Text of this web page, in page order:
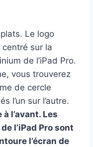
Le logo
centré sur la
de l’iPad Pro.
vous trouverez
de cercle
l’un sur l’autre.
l’avant. Les
l’iPad Pro sont
l’écran de